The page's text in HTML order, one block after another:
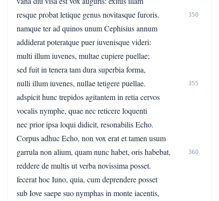
resque probat letique genus novitasque furoris.
350
namque ter ad quinos unum Cephisius annum
addiderat poteratque puer iuvenisque videri:
multi illum iuvenes, multae cupiere puellae;
sed fuit in tenera tam dura superbia forma,
nulli illum iuvenes, nullae tetigere puellae.
355
adspicit hunc trepidos agitantem in retia cervos
vocalis nymphe, quae nec reticere loquenti
nec prior ipsa loqui didicit, resonabilis Echo.
Corpus adhuc Echo, non vox erat et tamen usum
garrula non alium, quam nunc habet, oris habebat,
360
reddere de multis ut verba novissima posset.
fecerat hoc Iuno, quia, cum deprendere posset
sub Iove saepe suo nymphas in monte iacentis,